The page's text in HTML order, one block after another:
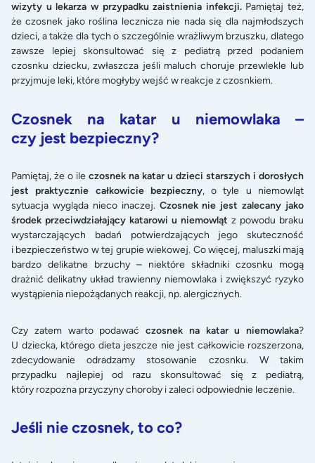
wizyty u lekarza w przypadku zaistnienia infekcji. Pamiętaj też,
że czosnek jako roślina lecznicza nie nada się dla najmłodszych
dzieci, a także dla tych o szczególnie wrażliwym brzuszku, dlatego
zawsze lepiej skonsultować się z pediatrą przed podaniem
czosnku dziecku, zwłaszcza jeśli maluch choruje przewlekle lub
przyjmuje leki, które mogłyby wejść w reakcje z czosnkiem.
Czosnek na katar u niemowlaka –
czy jest bezpieczny?
Pamiętaj, że o ile czosnek na katar u dzieci starszych i dorosłych
jest praktycznie całkowicie bezpieczny, o tyle u niemowląt
sytuacja wygląda nieco inaczej. Czosnek nie jest zalecany jako
środek przeciwdziałający katarowi u niemowląt z powodu braku
wystarczających badań potwierdzających jego skuteczność
i bezpieczeństwo w tej grupie wiekowej. Co więcej, maluszki mają
bardzo delikatne brzuchy – niektóre składniki czosnku mogą
drażnić delikatny układ trawienny niemowlaka i zwiększyć ryzyko
wystąpienia niepożądanych reakcji, np. alergicznych.
Czy zatem warto podawać czosnek na katar u niemowlaka?
U dziecka, którego dieta jeszcze nie jest całkowicie rozszerzona,
zdecydowanie odradzamy stosowanie czosnku. W takim
przypadku najlepiej od razu skonsultować się z pediatrą,
który rozpozna przyczyny choroby i zaleci odpowiednie leczenie.
Jeśli nie czosnek, to co?